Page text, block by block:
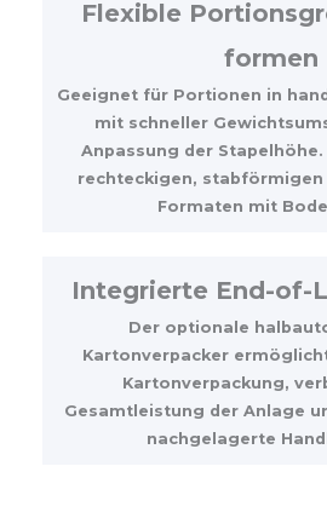
Flexible
formen
Geeignet für Portionen in
mit schneller
Anpassung der
rechteckigen, stabförmigen
Formaten mit
Integrierte End-of-
Der optionale
Kartonverpacker
Kartonverpackung,
Gesamtleistung der Anlage
nachgelagerte